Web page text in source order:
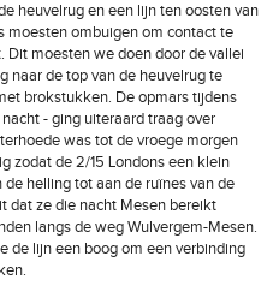
heuvelrug en een lijn ten oosten van
moesten ombuigen om contact te
Dit moesten we doen door de vallei
naar de top van de heuvelrug te
brokstukken. De opmars tijdens
- ging uiteraard traag over
was tot de vroege morgen
zodat de 2/15 Londons een klein
helling tot aan de ruïnes van de
dat ze die nacht Mesen bereikt
langs de weg Wulvergem-Mesen.
de lijn een boog om een verbinding